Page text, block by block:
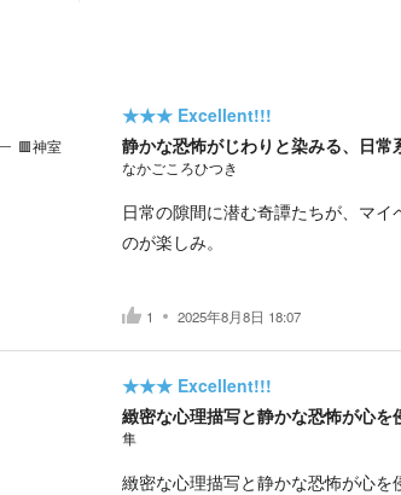
🟥神室
★★★ Excellent!!!
静かな恐怖がじわりと染みる、日常
なかごころひつき
日常の隙間に潜む奇譚たちが、マイ
のが楽しみ。
1 2025年8月8日 18:07
★★★ Excellent!!!
緻密な心理描写と静かな恐怖が心を
隼
緻密な心理描写と静かな恐怖が心を